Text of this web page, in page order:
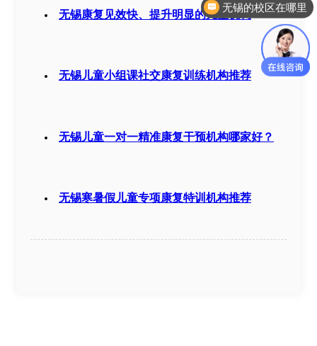
无锡康复见效快、提升明显的儿童机构
无锡儿童小组课社交康复训练机构推荐
无锡儿童一对一精准康复干预机构哪家好？
无锡寒暑假儿童专项康复特训机构推荐
无锡的校区在哪里